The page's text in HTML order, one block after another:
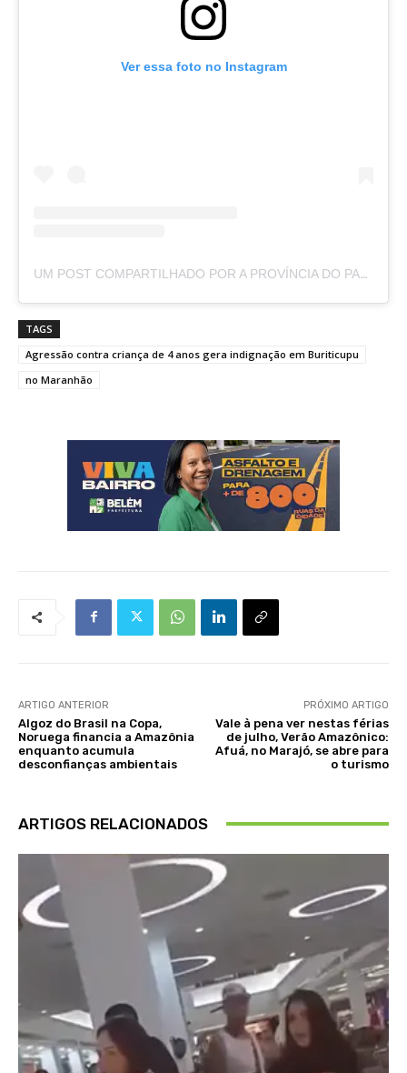
Ver essa foto no Instagram
UM POST COMPARTILHADO POR A PROVÍNCIA DO PARÁ (@APROVINCIADOPARA)
TAGS
Agressão contra criança de 4 anos gera indignação em Buriticupu
no Maranhão
ARTIGO ANTERIOR
Algoz do Brasil na Copa,
Noruega financia a Amazônia
enquanto acumula
desconfianças ambientais
PRÓXIMO ARTIGO
Vale à pena ver nestas férias
de julho, Verão Amazônico:
Afuá, no Marajó, se abre para
o turismo
ARTIGOS RELACIONADOS